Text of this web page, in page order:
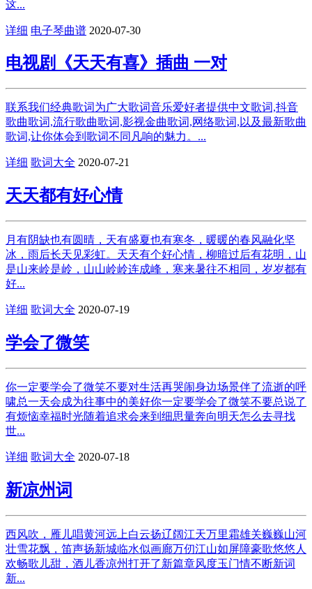
这...
详细 电子琴曲谱 2020-07-30
电视剧《天天有喜》插曲 一对
联系我们经典歌词为广大歌词音乐爱好者提供中文歌词,抖音
歌曲歌词,流行歌曲歌词,影视金曲歌词,网络歌词,以及最新歌曲
歌词,让你体会到歌词不同凡响的魅力。...
详细 歌词大全 2020-07-21
天天都有好心情
月有阴缺也有圆晴，天有盛夏也有寒冬，暖暖的春风融化坚
冰，雨后长天见彩虹。天天有个好心情，柳暗过后有花明，山
是山来岭是岭，山山岭岭连成峰，寒来暑往不相同，岁岁都有
好...
详细 歌词大全 2020-07-19
学会了微笑
你一定要学会了微笑不要对生活再哭闹身边场景伴了流逝的呼
啸总一天会成为往事中的美好你一定要学会了微笑不要总说了
有烦恼幸福时光随着追求会来到细思量奔向明天怎么去寻找
世...
详细 歌词大全 2020-07-18
新凉州词
西风吹，雁儿唱黄河远上白云扬辽阔江天万里霜雄关巍巍山河
壮雪花飘，笛声扬新城临水似画廊万仞江山如屏障豪歌悠悠人
欢畅歌儿甜，酒儿香凉州打开了新篇章风度玉门情不断新词
新...